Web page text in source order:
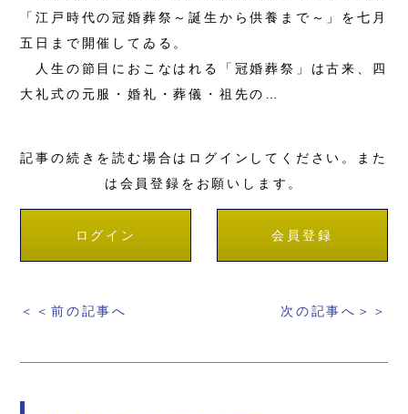
「江戸時代の冠婚葬祭～誕生から供養まで～」を七月
五日まで開催してゐる。
人生の節目におこなはれる「冠婚葬祭」は古来、四
大礼式の元服・婚礼・葬儀・祖先の…
記事の続きを読む場合はログインしてください。また
は会員登録をお願いします。
ログイン 会員登録
＜＜前の記事へ 次の記事へ＞＞